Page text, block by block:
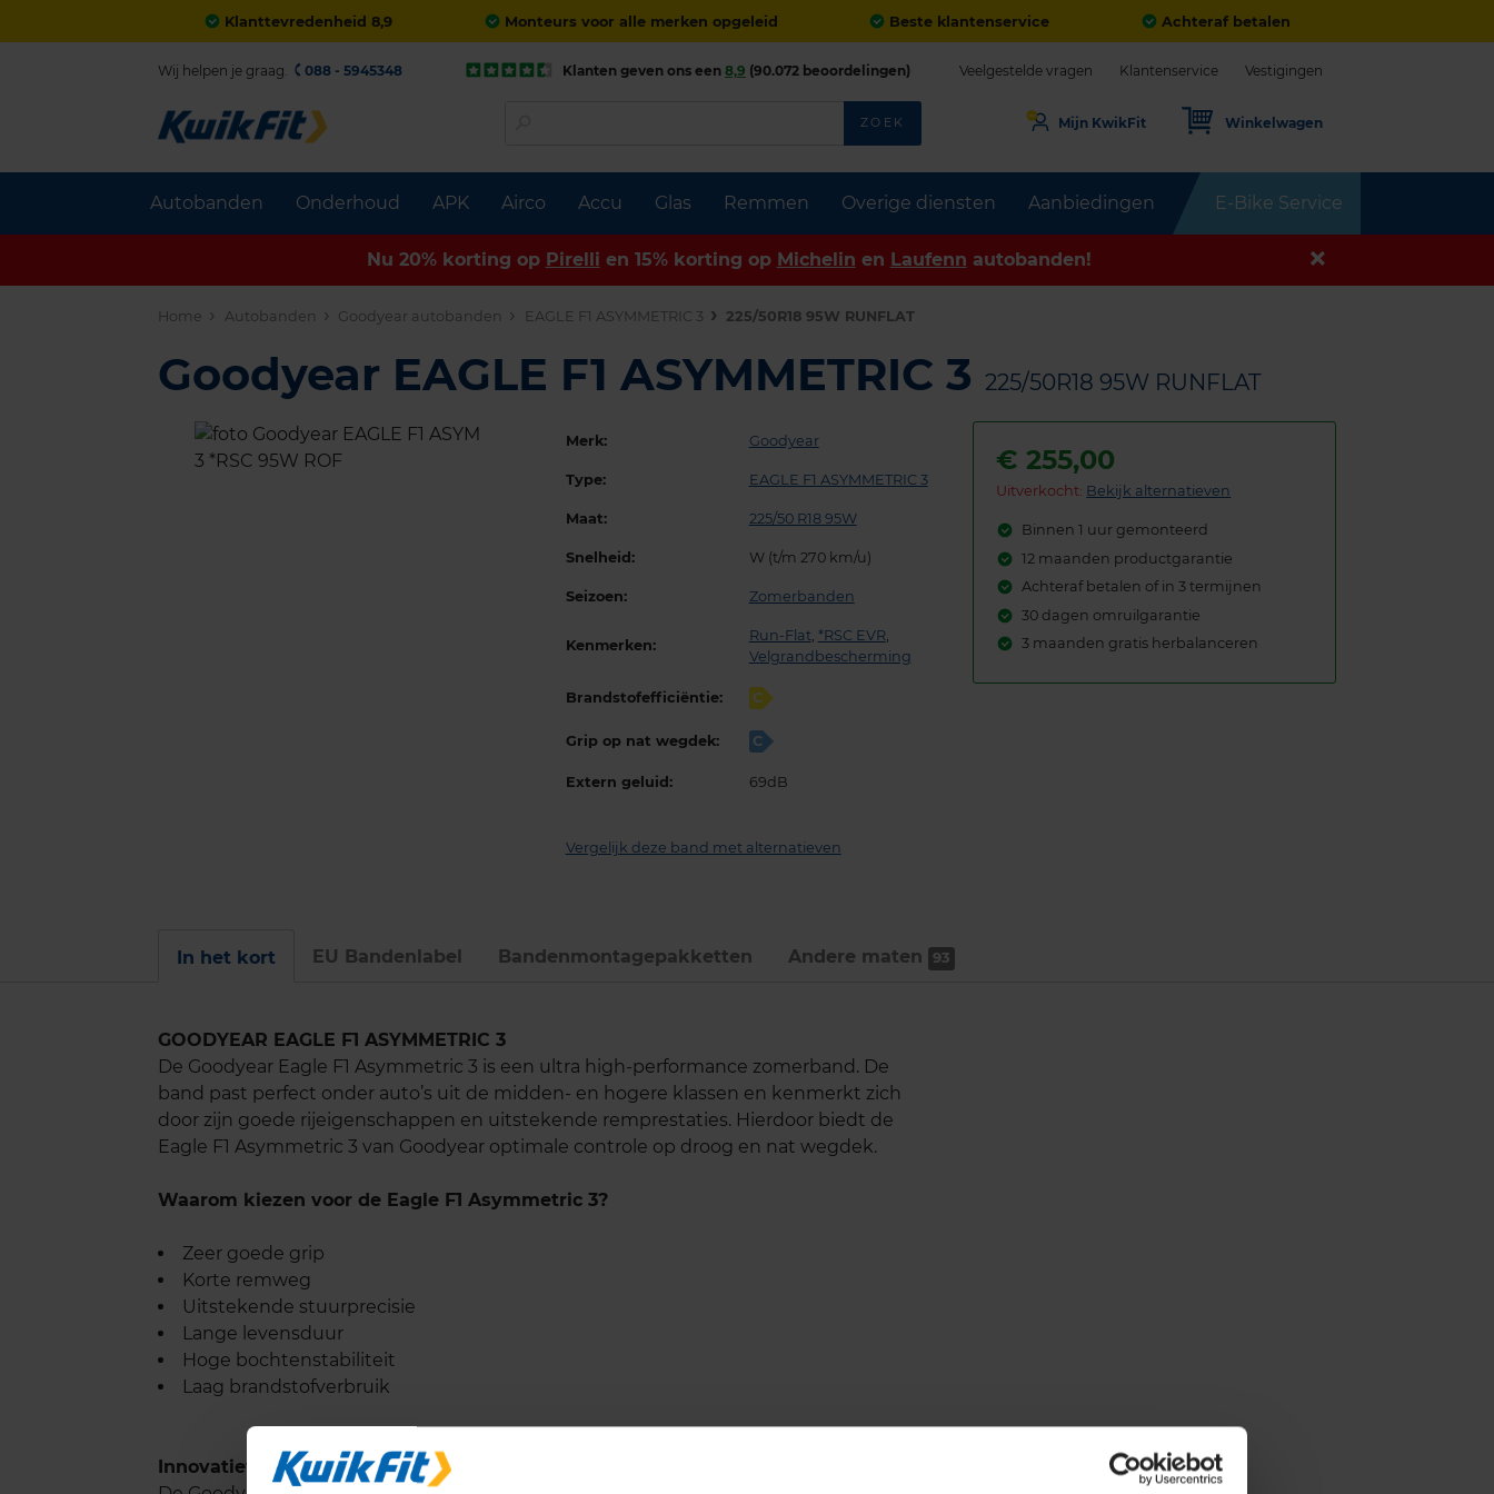
Klanttevredenheid 8,9 Monteurs voor alle merken opgeleid Beste klantenservice Achteraf betalen
Autobanden Onderhoud APK Airco Accu Glas Remmen Overige diensten Aanbiedingen E-Bike Service
Wij helpen je graag. 088 - 5945348 Klanten geven ons een 8,9 (90.072 beoordelingen) Veelgestelde vragen Klantenservice Vestigingen
ZOEK Mijn KwikFit Winkelwagen
Nu 20% korting op Pirelli en 15% korting op Michelin en Laufenn autobanden!
Home Autobanden Goodyear autobanden EAGLE F1 ASYMMETRIC 3 225/50R18 95W RUNFLAT
Goodyear EAGLE F1 ASYMMETRIC 3 225/50R18 95W RUNFLAT
Merk: Goodyear
Type: EAGLE F1 ASYMMETRIC 3
Maat: 225/50 R18 95W
Snelheid: W (t/m 270 km/u)
Seizoen: Zomerbanden
Kenmerken:
Run-Flat, *RSC EVR,
Velgrandbescherming
Brandstofefficiëntie: C
Grip op nat wegdek: C
Extern geluid: 69dB
Vergelijk deze band met alternatieven
€255,00
Uitverkocht: Bekijk alternatieven
Binnen 1 uur gemonteerd
12 maanden productgarantie
Achteraf betalen of in 3 termijnen
30 dagen omruilgarantie
3 maanden gratis herbalanceren
In het kort EU Bandenlabel Bandenmontage­pakketten Andere maten 93
GOODYEAR EAGLE F1 ASYMMETRIC 3
De Goodyear Eagle F1 Asymmetric 3 is een ultra high-performance zomerband. De
band past perfect onder auto’s uit de midden- en hogere klassen en kenmerkt zich
door zijn goede rijeigenschappen en uitstekende remprestaties. Hierdoor biedt de
Eagle F1 Asymmetric 3 van Goodyear optimale controle op droog en nat wegdek.
Waarom kiezen voor de Eagle F1 Asymmetric 3?
Zeer goede grip
Korte remweg
Uitstekende stuurprecisie
Lange levensduur
Hoge bochtenstabiliteit
Laag brandstofverbruik
Innovatieve technologieën: